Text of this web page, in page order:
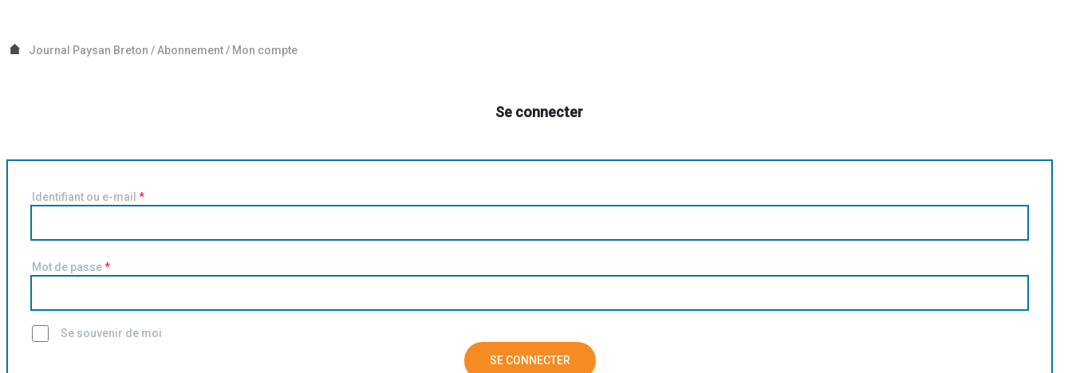
Journal Paysan Breton / Abonnement/ Mon compte
Se connecter
Identifiant ou e-mail*
Mot de passe*
Se souvenir de moi
SE CONNECTER